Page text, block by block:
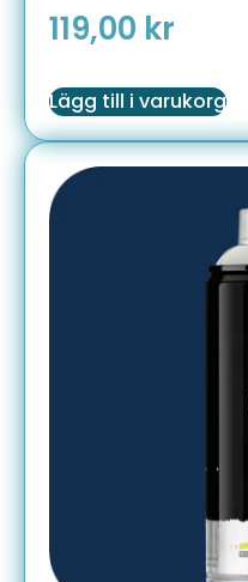
119,00 kr
Lägg till i varukorg